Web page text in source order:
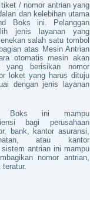
/ nomor antrian yang
dan kelebihan utama
Boks ini. Pelanggan
jenis layanan yang
salah satu tombol
atas Mesin Antrian
otomatis mesin akan
yang berisikan nomor
loket yang harus dituju
dengan jenis layanan
Boks ini mampu
bagi perusahaan
bank, kantor asuransi,
atau kantor
antrian ini mampu
nomor antrian,
teratur.